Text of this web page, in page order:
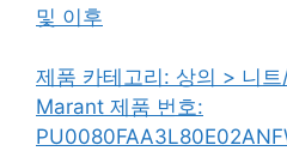
및 이후
제품 카테고리: 상의 > 니
Marant 제품 번호: